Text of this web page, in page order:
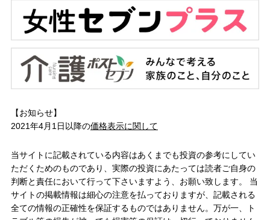
【お知らせ】
2021年4月1日以降の価格表示に関して
当サイトに記載されている内容はあくまでも投資の参考にしてい
ただくためのものであり、実際の投資にあたっては読者ご自身の
判断と責任において行って下さいますよう、お願い致します。 当
サイトの掲載情報は細心の注意を払っておりますが、記載される
全ての情報の正確性を保証するものではありません。万が一、ト